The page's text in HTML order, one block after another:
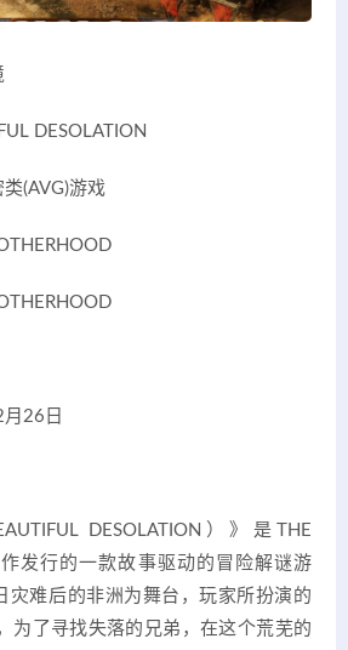
DESOLATION
(AVG)游戏
26日
DESOLATION）》是THE
作发行的一款故事驱动的冒险解谜游
灾难后的非洲为舞台，玩家所扮演的
为了寻找失落的兄弟，在这个荒芜的